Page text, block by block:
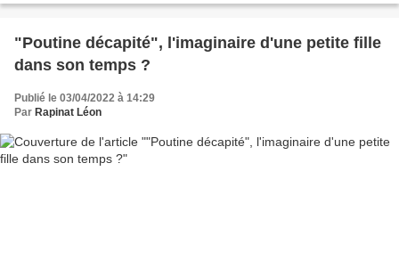
"Poutine décapité", l'imaginaire d'une petite fille
dans son temps ?
Publié le 03/04/2022 à 14:29
Par Rapinat Léon